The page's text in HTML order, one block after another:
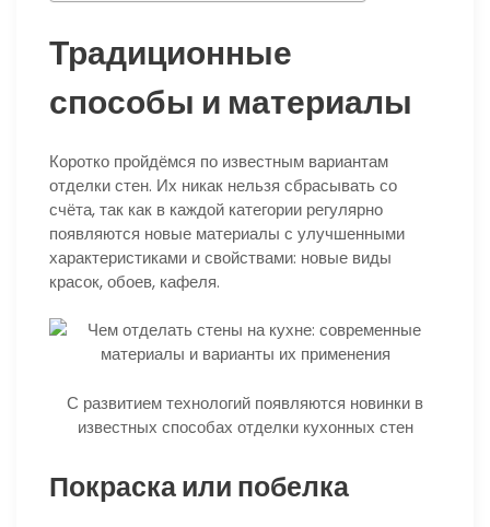
Традиционные
способы и материалы
Коротко пройдёмся по известным вариантам
отделки стен. Их никак нельзя сбрасывать со
счёта, так как в каждой категории регулярно
появляются новые материалы с улучшенными
характеристиками и свойствами: новые виды
красок, обоев, кафеля.
С развитием технологий появляются новинки в
известных способах отделки кухонных стен
Покраска или побелка